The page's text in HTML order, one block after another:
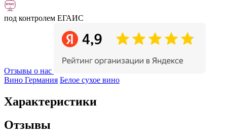
под контролем ЕГАИС
Отзывы о нас
Вино Германия Белое сухое вино
Характеристики
Отзывы